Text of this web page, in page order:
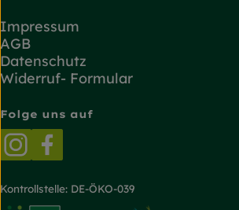
Impressum
AGB
Datenschutz
Widerruf- Formular
Folge uns auf
Externer Link zu https://
Kontrollstelle: DE-ÖKO-039